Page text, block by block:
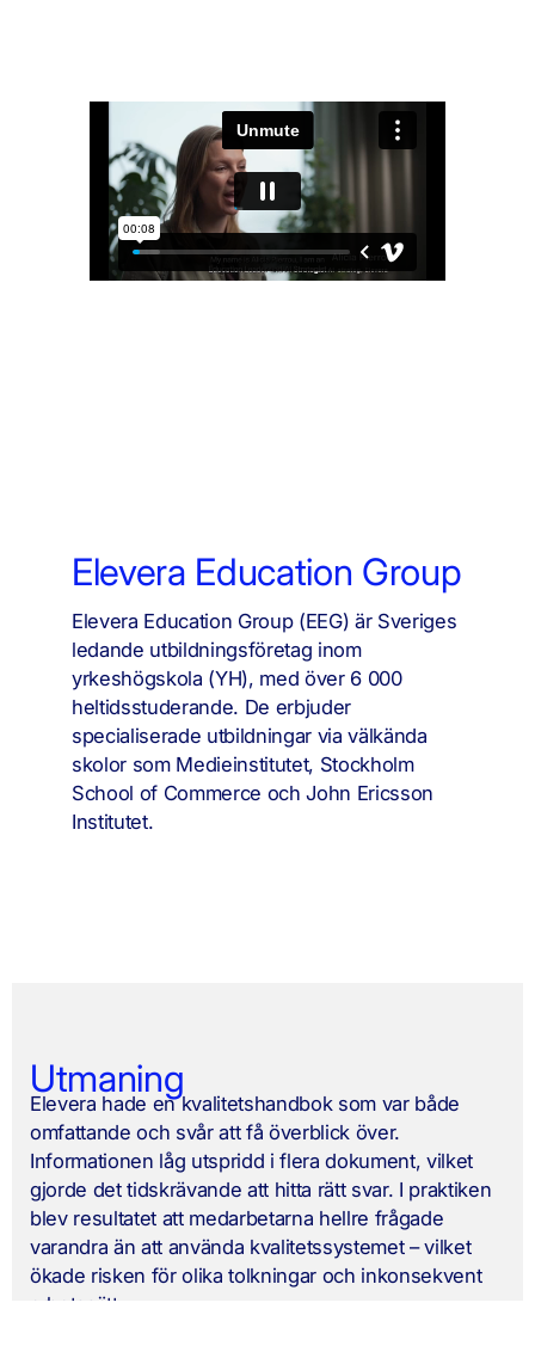
Elevera Education Group
Elevera Education Group (EEG) är Sveriges
ledande utbildningsföretag inom
yrkeshögskola (YH), med över 6 000
heltidsstuderande. De erbjuder
specialiserade utbildningar via välkända
skolor som Medieinstitutet, Stockholm
School of Commerce och John Ericsson
Institutet.
Utmaning
Elevera hade en kvalitetshandbok som var både
omfattande och svår att få överblick över.
Informationen låg utspridd i flera dokument, vilket
gjorde det tidskrävande att hitta rätt svar. I praktiken
blev resultatet att medarbetarna hellre frågade
varandra än att använda kvalitetssystemet – vilket
ökade risken för olika tolkningar och inkonsekvent
arbetssätt.